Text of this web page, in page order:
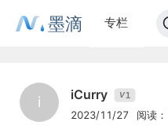
墨滴 专栏
i iCurry V1
2023/11/27 阅读